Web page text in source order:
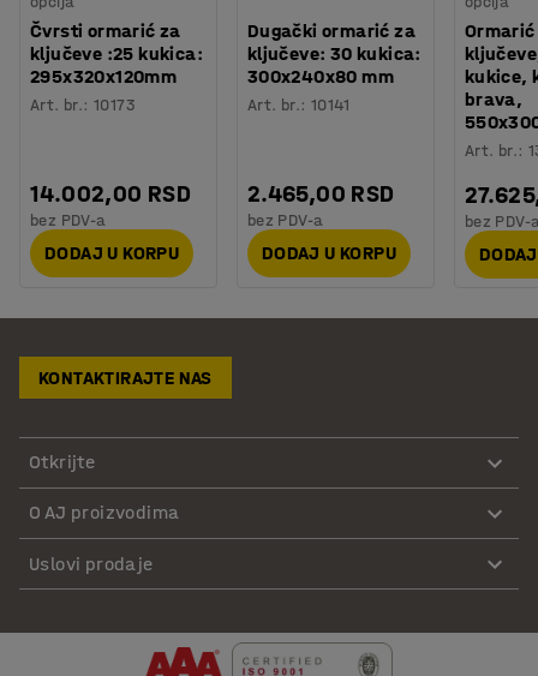
Čvrsti ormarić za
ključeve :25 kukica:
295x320x120mm
Art. br.:10173
14.002,00 RSD
bez PDV-a
DODAJ U KORPU
Dugački ormarić za
ključeve: 30 kukica:
300x240x80 mm
Art. br.: 10141
2.465,00 RSD
bez PDV-a
DODAJ U KORPU
kukice,
brava,
Art. br.:
bez PDV-
KONTAKTIRAJTE NAS
Otkrijte
O AJ proizvodima
Uslovi prodaje